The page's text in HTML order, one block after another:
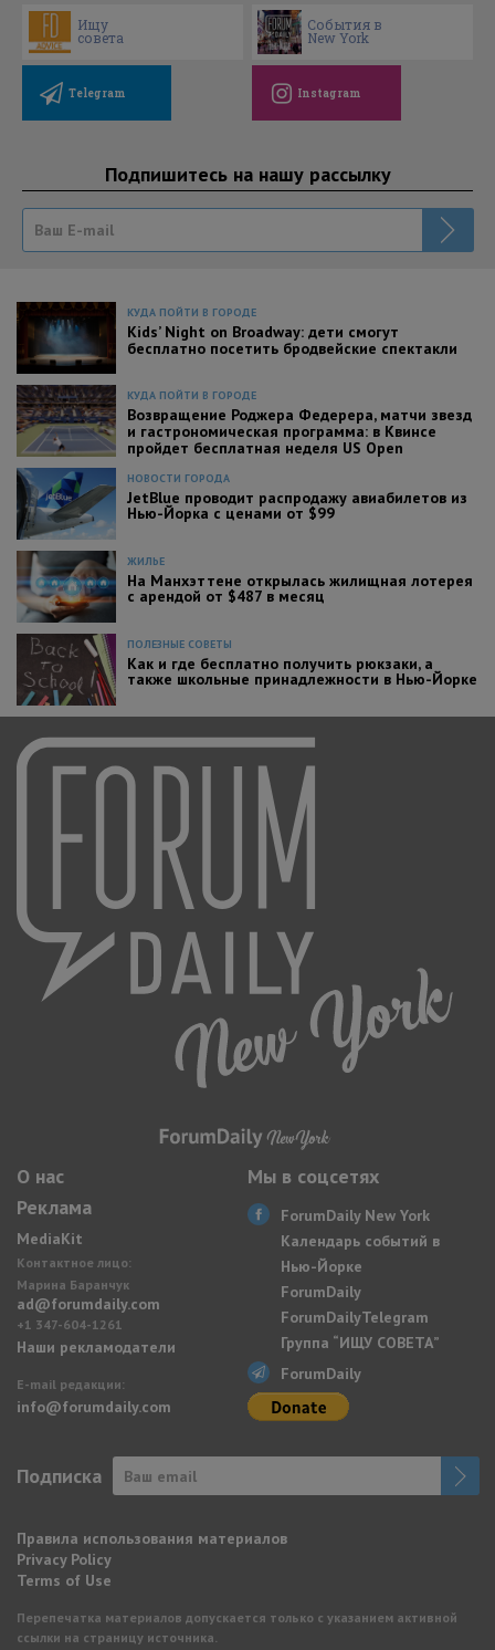
Ищу
совета
События в
New York
Telegram Instagram
Подпишитесь на нашу рассылку
КУДА ПОЙТИ В ГОРОДЕ
Kids’ Night on Broadway: дети смогут
бесплатно посетить бродвейские спектакли
КУДА ПОЙТИ В ГОРОДЕ
Возвращение Роджера Федерера, матчи звезд
и гастрономическая программа: в Квинсе
пройдет бесплатная неделя US Open
ЖИЛЬЕ
На Манхэттене открылась жилищная лотерея
с арендой от $487 в месяц
НОВОСТИ ГОРОДА
JetBlue проводит распродажу авиабилетов из
Нью-Йорка с ценами от $99
ПОЛЕЗНЫЕ СОВЕТЫ
Как и где бесплатно получить рюкзаки, а
также школьные принадлежности в Нью-Йорке
О нас
Реклама
MediaKit
Контактное лицо:
Марина Баранчук
ad@forumdaily.com
+1 347-604-1261
Наши рекламодатели
E-mail редакции:
info@forumdaily.com
Мы в соцсетях
ForumDaily New York
Календарь событий в
Нью-Йорке
ForumDaily
ForumDailyTelegram
Группа “ИЩУ СОВЕТА”
ForumDaily
Подписка
Правила использования материалов
Privacy Policy
Terms of Use
Перепечатка материалов допускается только с указанием активной
ссылки на страницу источника.